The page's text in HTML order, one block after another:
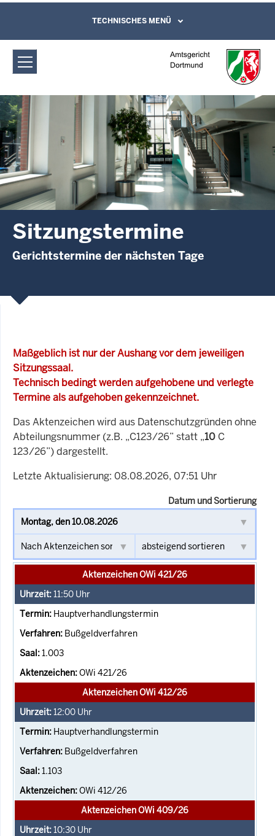
Amtsgericht Dortmund:
Sitzungstermine
Direkt zum Inhalt
Leichte Sprache, Gebärdensprachenvideo
und Kontaktformular
TECHNISCHES MENÜ
Sitzungstermine
Gerichtstermine der nächsten Tage
Maßgeblich ist nur der Aushang vor dem jeweiligen
Sitzungssaal.
Technisch bedingt werden aufgehobene und verlegte
Termine als aufgehoben gekennzeichnet.
Das Aktenzeichen wird aus Datenschutzgründen ohne
Abteilungsnummer (z.B. „C123/26” statt „10 C
123/26”) dargestellt.
Letzte Aktualisierung: 08.08.2026, 07:51 Uhr
Datum und Sortierung
Aktenzeichen OWi 421/26
11:50 Uhr
Hauptverhandlungstermin
Bußgeldverfahren
1.003
OWi 421/26
Aktenzeichen OWi 412/26
12:00 Uhr
Hauptverhandlungstermin
Bußgeldverfahren
1.103
OWi 412/26
Aktenzeichen OWi 409/26
10:30 Uhr